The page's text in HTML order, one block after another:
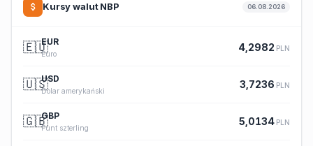
Kursy walut NBP 06.08.2026
🇪🇺EUR
Euro
4,2982 PLN
🇺🇸USD
Dolar amerykański
3,7236 PLN
🇬🇧GBP
Funt szterling
5,0134 PLN